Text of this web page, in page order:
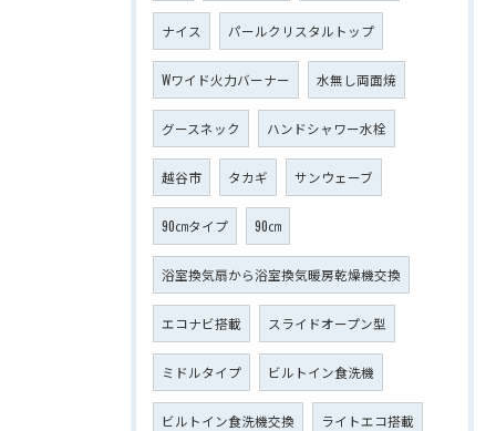
ナイス パールクリスタルトップ
Wワイド火力バーナー 水無し両面焼
グースネック ハンドシャワー水栓
越谷市 タカギ サンウェーブ
90㎝タイプ 90㎝
浴室換気扇から浴室換気暖房乾燥機交換
エコナビ搭載 スライドオープン型
ミドルタイプ ビルトイン食洗機
ビルトイン食洗機交換 ライトエコ搭載